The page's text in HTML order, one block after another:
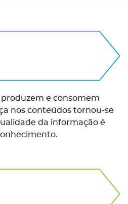
e consomem
nos conteúdos tornou-se
da informação é